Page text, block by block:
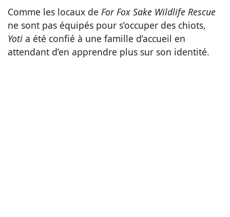
Comme les locaux de For Fox Sake Wildlife Rescue
ne sont pas équipés pour s’occuper des chiots,
Yoti a été confié à une famille d’accueil en
attendant d’en apprendre plus sur son identité.